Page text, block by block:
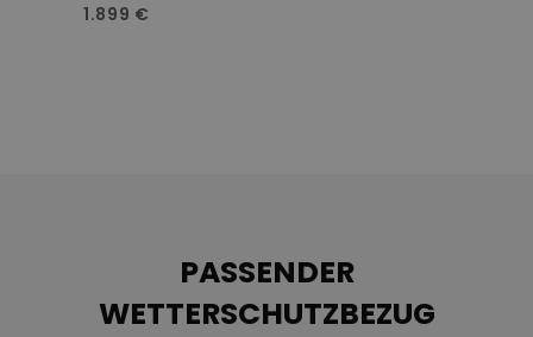
1.899 €
PASSENDER
WETTERSCHUTZBEZUG